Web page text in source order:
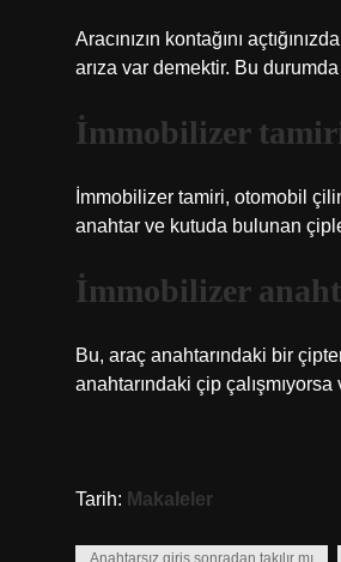
Aracınızın kontağını
arıza var demektir. Bu durumda
İmmobilizer
İmmobilizer tamiri, otomobil
anahtar ve kutuda bulunan
İmmobilizer
Bu, araç anahtarındaki bir
anahtarındaki çip
Tarih: Makaleler
Anahtarsız giriş sonradan takılır mı